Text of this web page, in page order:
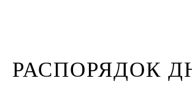
РАСПОРЯДОК